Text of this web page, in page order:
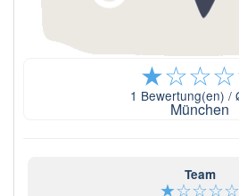
★☆☆☆
1 Bewertung(en) /
München
Team
★☆☆☆☆